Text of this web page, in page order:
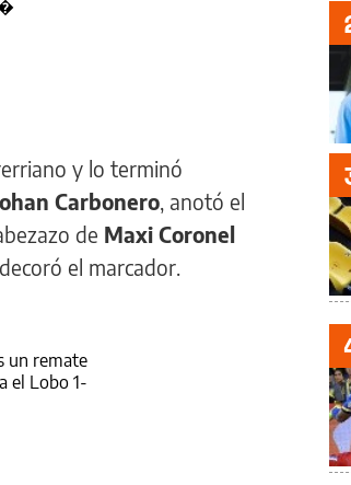
y lo terminó
Carbonero , anotó el
de Maxi Coronel
decoró el marcador.
un remate
el Lobo 1-